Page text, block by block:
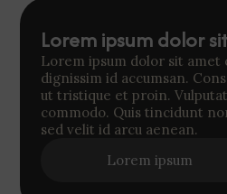
Lorem ipsum dolor
Lorem ipsum dolor sit amet
dignissim id accumsan.
ut tristique et proin.
commodo. Quis tincidunt
sed velit id arcu aenean.
Lorem ipsum